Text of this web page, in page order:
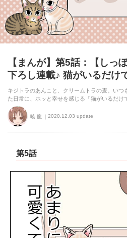
【まんが】第5話：【しっ
下ろし連載♪ 猫がいるだけ
キジトラのあんこと、クリームトラの麦。いつ
た日常に、ホッと幸せを感じる「猫がいるだ
暁 龍 2020.12.03 update
第5話